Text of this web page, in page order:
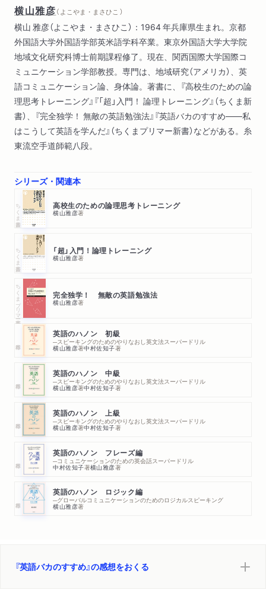
横山雅彦（ よこやま・まさひこ ）
横山 雅彦（よこやま・まさひこ）：1964 年兵庫県生まれ。京都
外国語大学外国語学部英米語学科卒業。東京外国語大学大学院
地域文化研究科博士前期課程修了。現在、関西国際大学国際コ
ミュニケーション学部教授。専門は、地域研究（アメリカ）、英
語コミュニケーション論、身体論。著書に、『高校生のための論
理思考トレーニング』『「超」入門！ 論理トレーニング』（ちくま新
書）、『完全独学！ 無敵の英語勉強法』『英語バカのすすめ――私
はこうして英語を学んだ』（ちくまプリマー新書）などがある。糸
東流空手道師範八段。
シリーズ・関連本
ちくま新書 高校生のための論理思考トレーニング
横山雅彦著
ちくま新書 「超」入門！論理トレーニング
横山雅彦著
ちくまプリマー新書 完全独学！ 無敵の英語勉強法
横山雅彦著
英語のハノン 初級
─スピーキングのためのやりなおし英文法スーパードリル
横山雅彦著中村佐知子著
英語のハノン 中級
─スピーキングのためのやりなおし英文法スーパードリル
横山雅彦著中村佐知子著
英語のハノン 上級
─スピーキングのためのやりなおし英文法スーパードリル
横山雅彦著中村佐知子著
英語のハノン フレーズ編
─コミュニケーションのための英会話スーパードリル
中村佐知子著横山雅彦著
英語のハノン ロジック編
─グローバルコミュニケーションのためのロジカルスピーキング
横山雅彦著
『英語バカのすすめ』の感想をおくる